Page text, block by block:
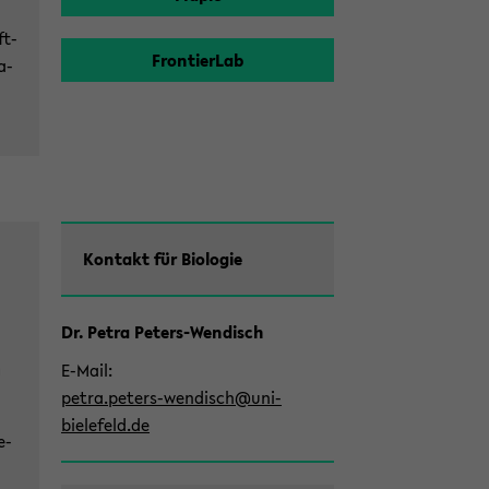
Fron­tier­Lab
Haupt­
der
Sek­
ti­
on
Kon­takt für Bio­lo­gie
Dr. Petra Peters-​Wendisch
E-​Mail
petra.peters-​wendisch@uni-​
bielefeld.de